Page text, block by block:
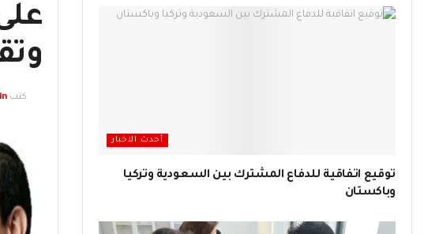
كتب
أحدث الاخبار
توقيع اتفاقية للدفاع المشترك بين السعودية وتركيا
وباكستان